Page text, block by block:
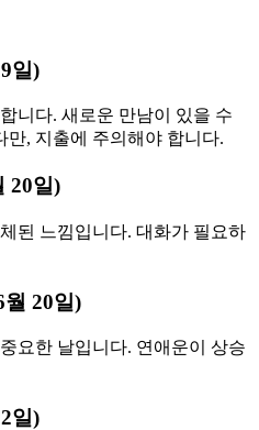
일)
니다. 새로운 만남이 있을 수
만, 지출에 주의해야 합니다.
20일)
된 느낌입니다. 대화가 필요하
20일)
요한 날입니다. 연애운이 상승
일)